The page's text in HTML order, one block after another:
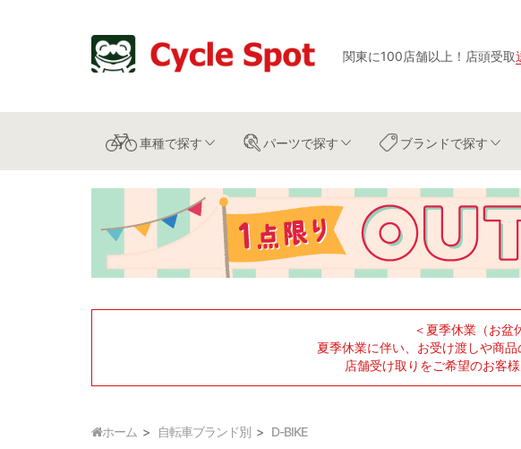
関東に100店舗以上 ！ 店頭受取
車種で探す パーツで探す ブランドで探す
＜夏季休業（お盆
夏季休業に伴い、お受け渡しや商
店舗受け取りをご希望のお客
ホーム 自転車ブランド別 D-BIKE